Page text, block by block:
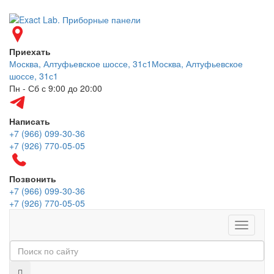
Приехать
Москва, Алтуфьевское шоссе, 31с1 Москва, Алтуфьевское
шоссе, 31с1
Пн - Сб с 9:00 до 20:00
Написать
+7 (966) 099-30-36
+7 (926) 770-05-05
Позвонить
+7 (966) 099-30-36
+7 (926) 770-05-05
Меню